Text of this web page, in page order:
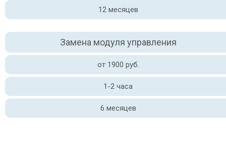
12 месяцев
Замена модуля управления
от 1900 руб.
1-2 часа
6 месяцев